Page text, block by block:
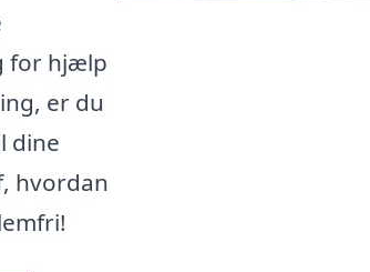
for hjælp
er du
dine
hvordan